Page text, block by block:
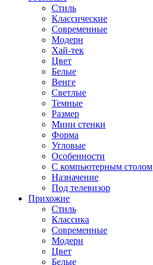
Стиль
Классические
Современные
Модерн
Хай-тек
Цвет
Белые
Венге
Светлые
Темные
Размер
Мини стенки
Форма
Угловые
Особенности
С компьютерным столом
Назначение
Под телевизор
Прихожие
Стиль
Классика
Современные
Модерн
Цвет
Белые